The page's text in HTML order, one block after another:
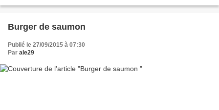
Burger de saumon
Publié le 27/09/2015 à 07:30
Par ale29